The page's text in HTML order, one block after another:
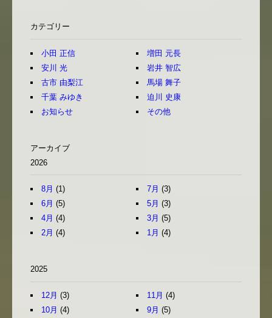
カテゴリー
小田 正信
増田 元長
安川 光
岩井 智広
古市 由梨江
馬場 舞子
千葉 みゆき
迫川 史康
お知らせ
その他
アーカイブ
2026
8月 (1) 7月 (3)
6月 (5) 5月 (3)
4月 (4) 3月 (5)
2月 (4) 1月 (4)
2025
12月 (3) 11月 (4)
10月 (4) 9月 (5)